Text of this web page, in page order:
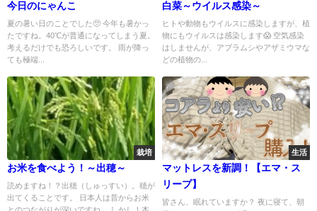
今日のにゃんこ
夏の暑い日のことでした🥺 今年も暑かっ
たですね。40℃が普通になってしまう夏。
考えるだけでも恐ろしいです。 雨が降っ
ても極端...
白菜～ウイルス感染～
ヒトや動物もウイルスに感染しますが、植
物にもウイルスは感染します😱 空気感染
はしませんが、アブラムシやアザミウマな
どの植物の...
栽培
お米を食べよう！～出穂～
読めますね！？出穂（しゅっすい）。穂が
出てくることです。 日本人は昔からお米
生活
マットレスを新調！【エマ・ス
リープ】
皆さん、眠れていますか？ 夜に寝て、朝